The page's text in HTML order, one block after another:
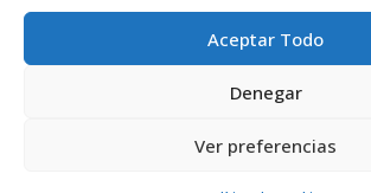
Aceptar Todo
Denegar
Ver preferencias
Normativa de Interés
Protección de datos–Información legal